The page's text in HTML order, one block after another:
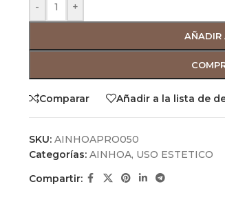
- +
AÑADIR
Comparar Añadir a la lista de
SKU: AINHOAPRO050
Categorías: AINHOA, USO ESTETICO
Compartir: